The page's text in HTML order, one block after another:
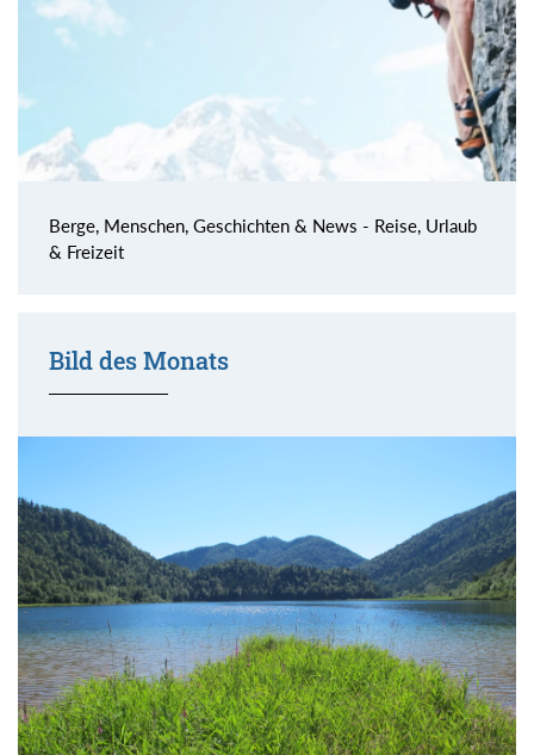
Berge, Menschen, Geschichten & News - Reise, Urlaub
& Freizeit
Bild des Monats